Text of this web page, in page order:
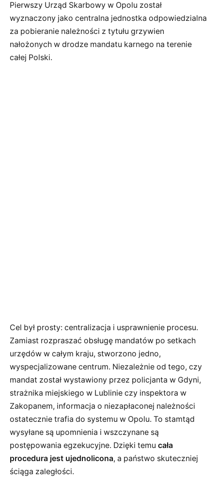
Pierwszy Urząd Skarbowy w Opolu został
wyznaczony jako centralna jednostka odpowiedzialna
za pobieranie należności z tytułu grzywien
nałożonych w drodze mandatu karnego na terenie
całej Polski.
Cel był prosty: centralizacja i usprawnienie procesu.
Zamiast rozpraszać obsługę mandatów po setkach
urzędów w całym kraju, stworzono jedno,
wyspecjalizowane centrum. Niezależnie od tego, czy
mandat został wystawiony przez policjanta w Gdyni,
strażnika miejskiego w Lublinie czy inspektora w
Zakopanem, informacja o niezapłaconej należności
ostatecznie trafia do systemu w Opolu. To stamtąd
wysyłane są upomnienia i wszczynane są
postępowania egzekucyjne. Dzięki temu cała
procedura jest ujednolicona, a państwo skuteczniej
ściąga zaległości.